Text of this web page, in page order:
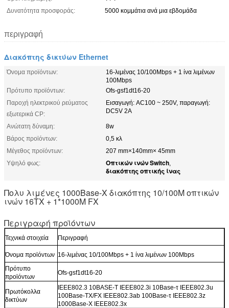
Δυνατότητα προσφοράς:
5000 κομμάτια ανά μια εβδομάδα
περιγραφή
Διακόπτης δικτύων Ethernet
Όνομα προϊόντων:
16-λιμένας 10/100Mbps + 1 ίνα λιμένων
100Mbps
Πρότυπο προϊόντων:
Ofs-gsf1dt16-20
Παροχή ηλεκτρικού ρεύματος
εξωτερικά CP:
Εισαγωγή: AC100 ~ 250V, παραγωγή:
DC5V 2A
Ανώτατη δύναμη:
8w
Βάρος προϊόντων:
0,5 κλ
Μέγεθος προϊόντων:
207 mm×140mm× 45mm
Υψηλό φως:
Οπτικών ινών Switch,
διακόπτης οπτικής ίνας
Πολυ λιμένες 1000Base-Χ διακόπτης 10/100M οπτικών
ινών 16TX + 1*1000M FX
Περιγραφή προϊόντων
Τεχνικά στοιχεία Περιγραφή
Όνομα προϊόντων 16-λιμένας 10/100Mbps + 1 ίνα λιμένων 100Mbps
Πρότυπο
προϊόντων
Ofs-gsf1dt16-20
Πρωτόκολλα
δικτύων
IEEE802.3 10BASE-Τ IEEE802.3i 10Base-τ IEEE802.3u
100Base-TX/FX IEEE802.3ab 100Base-τ IEEE802.3z
1000Base-Χ IEEE802.3x